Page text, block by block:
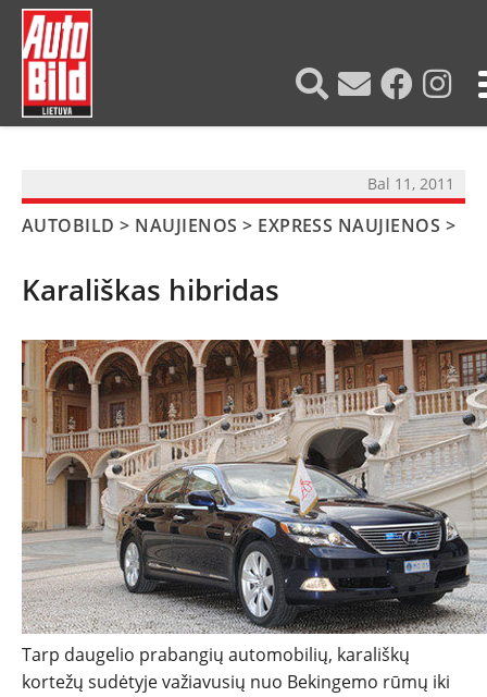
NAUJIENOS
TESTAI
NAUJI
NAUDOTI
Bal 11, 2011
AUTOBILD > NAUJIENOS > EXPRESS NAUJIENOS >
Karališkas hibridas
Tarp daugelio prabangių automobilių, karališkų
kortežų sudėtyje važiavusių nuo Bekingemo rūmų iki